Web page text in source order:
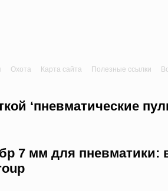
Охота Карта сайта Полезные ссылки
‘пневматические
7 мм для пневматики: